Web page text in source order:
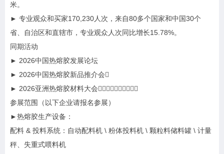
米。
► 专业观众和买家170,230人次，来自80多个国家和中国30个
省、自治区和直辖市，专业观众人次同比增长15.78%。
同期活动
► 2026中国热熔胶发展论坛
► 2026中国热熔胶新品推介会
► 2026亚洲热熔胶材料大会
参展范围（以下企业请报名参展）
►热熔胶生产设备：
配料 & 投料系统：自动配料机 \ 粉体投料机 \ 颗粒料储料罐 \ 计量
秤、失重式喂料机